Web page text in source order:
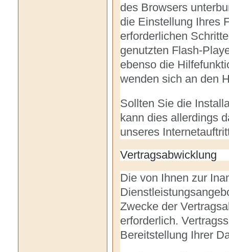
des Browsers
die Einstellung Ihres
erforderlichen
genutzten Flash-
ebenso die
wenden sich an den
Sollten Sie die
kann dies allerdings
unseres
Vertragsabwicklung
Die von Ihnen zur
Zwecke der
erforderlich.
Bereitstellung Ihrer